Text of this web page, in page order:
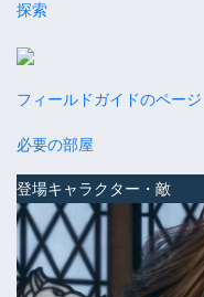
探索
フィールドガイドのページ
必要の部屋
登場キャラクター・敵